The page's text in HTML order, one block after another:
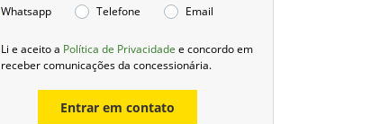
Whatsapp Telefone Email
Li e aceito a Política de Privacidade e concordo em
receber comunicações da concessionária.
Entrar em contato